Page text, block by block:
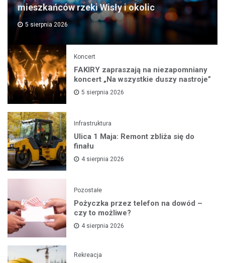
mieszkańców rzeki Wisły i okolic
5 sierpnia 2026
Koncert
FAKIRY zapraszają na niezapomniany
koncert „Na wszystkie duszy nastroje”
5 sierpnia 2026
Infrastruktura
Ulica 1 Maja: Remont zbliża się do
finału
4 sierpnia 2026
Pozostałe
Pożyczka przez telefon na dowód –
czy to możliwe?
4 sierpnia 2026
Rekreacja